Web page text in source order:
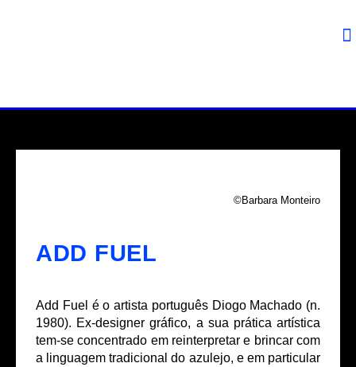
ADD FUEL
Add Fuel é o artista português Diogo Machado (n.
1980). Ex-designer gráfico, a sua prática artística
tem-se concentrado em reinterpretar e brincar com
a linguagem tradicional do azulejo, e em particular
©Barbara Monteiro